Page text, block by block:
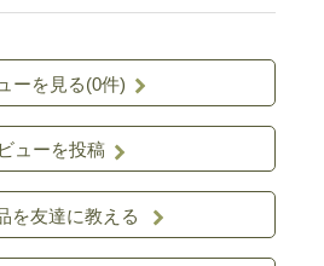
ーを見る(0件)
ューを投稿
を友達に教える